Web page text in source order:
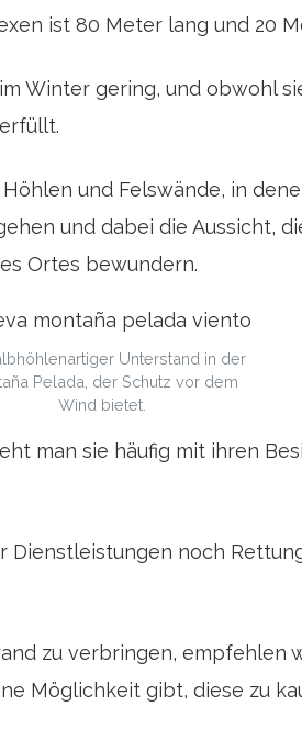
ist 80 Meter lang und 20
Winter gering, und obwohl
und Felswände, in
und dabei die Aussicht,
Ortes bewundern.
Unterstand in der
Pelada, der Schutz vor dem
Wind bietet.
man sie häufig mit ihren
noch
zu verbringen, empfehlen
Möglichkeit gibt, diese zu